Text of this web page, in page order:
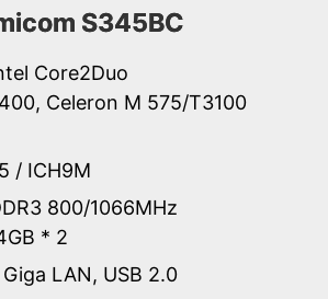
S345BC
Core2Duo
Celeron M 575/T3100
/ ICH9M
800/1066MHz
* 2
LAN, USB 2.0